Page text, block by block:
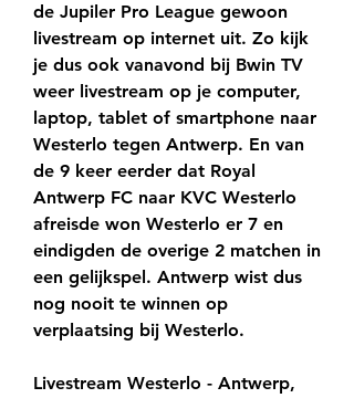
de Jupiler Pro League gewoon
livestream op internet uit. Zo kijk
je dus ook vanavond bij Bwin TV
weer livestream op je computer,
laptop, tablet of smartphone naar
Westerlo tegen Antwerp. En van
de 9 keer eerder dat Royal
Antwerp FC naar KVC Westerlo
afreisde won Westerlo er 7 en
eindigden de overige 2 matchen in
een gelijkspel. Antwerp wist dus
nog nooit te winnen op
verplaatsing bij Westerlo.
Livestream Westerlo - Antwerp,